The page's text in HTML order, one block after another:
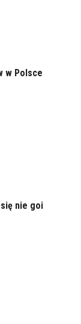
w Polsce
się nie goi